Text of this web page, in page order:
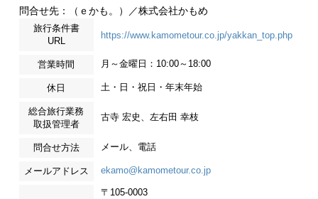
問合せ先：（ｅかも。）／株式会社かもめ
旅行条件書
URL
https://www.kamometour.co.jp/yakkan_top.php
営業時間 月～金曜日：10:00～18:00
休日 土・日・祝日・年末年始
総合旅行業務
取扱管理者
古寺 宏史、左右田 幸枝
問合せ方法 メール、電話
メールアドレス ekamo@kamometour.co.jp
〒105-0003